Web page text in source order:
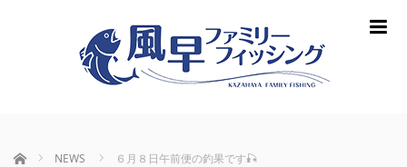
ホーム NEWS ６月８日午前便の釣果です🎣